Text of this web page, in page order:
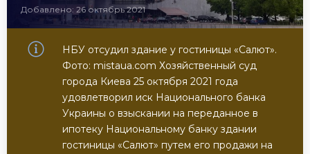
Добавлено: 26 октябрь 2021
НБУ отсудил здание у гостиницы «Салют».
Фото: mistaua.com Хозяйственный суд
города Киева 25 октября 2021 года
удовлетворил иск Национального банка
Украины о взыскании на переданное в
ипотеку Национальному банку здании
гостиницы «Салют» путем его продажи на